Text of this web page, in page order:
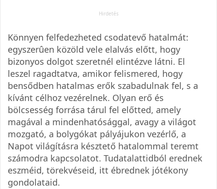
Könnyen felfedezheted csodatevő hatalmát:
egyszerûen közöld vele elalvás előtt, hogy
bizonyos dolgot szeretnél elintézve látni. El
leszel ragadtatva, amikor felismered, hogy
bensődben hatalmas erők szabadulnak fel, s a
kívánt célhoz vezérelnek. Olyan erő és
bölcsesség forrása tárul fel előtted, amely
magával a mindenhatósággal, avagy a világot
mozgató, a bolygókat pályájukon vezérlő, a
Napot világításra késztető hatalommal teremt
számodra kapcsolatot. Tudatalattidból erednek
eszméid, törekvéseid, itt ébrednek jótékony
gondolataid.